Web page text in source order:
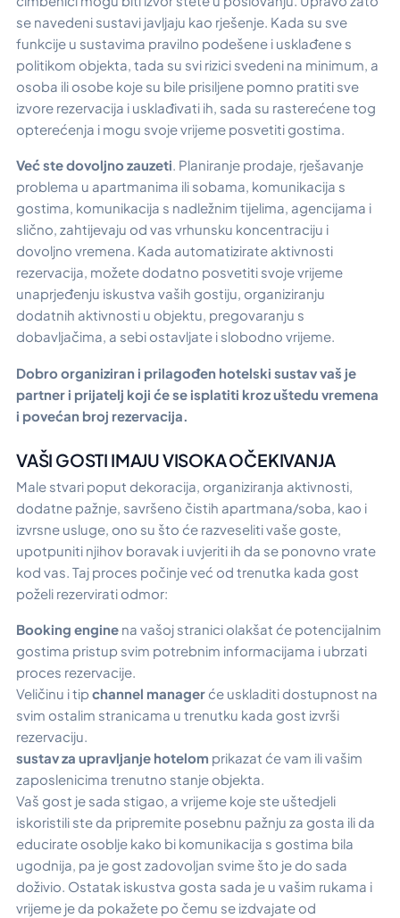
se navedeni sustavi javljaju kao rješenje. Kada su sve
funkcije u sustavima pravilno podešene i usklađene s
politikom objekta, tada su svi rizici svedeni na minimum, a
osoba ili osobe koje su bile prisiljene pomno pratiti sve
izvore rezervacija i usklađivati ih, sada su rasterećene tog
opterećenja i mogu svoje vrijeme posvetiti gostima.
Već ste dovoljno zauzeti. Planiranje prodaje, rješavanje
problema u apartmanima ili sobama, komunikacija s
gostima, komunikacija s nadležnim tijelima, agencijama i
slično, zahtijevaju od vas vrhunsku koncentraciju i
dovoljno vremena. Kada automatizirate aktivnosti
rezervacija, možete dodatno posvetiti svoje vrijeme
unaprjeđenju iskustva vaših gostiju, organiziranju
dodatnih aktivnosti u objektu, pregovaranju s
dobavljačima, a sebi ostavljate i slobodno vrijeme.
Dobro organiziran i prilagođen hotelski sustav vaš je
partner i prijatelj koji će se isplatiti kroz uštedu vremena
i povećan broj rezervacija.
VAŠI GOSTI IMAJU VISOKA OČEKIVANJA
Male stvari poput dekoracija, organiziranja aktivnosti,
dodatne pažnje, savršeno čistih apartmana/soba, kao i
izvrsne usluge, ono su što će razveseliti vaše goste,
upotpuniti njihov boravak i uvjeriti ih da se ponovno vrate
kod vas. Taj proces počinje već od trenutka kada gost
poželi rezervirati odmor:
Booking engine na vašoj stranici olakšat će potencijalnim
gostima pristup svim potrebnim informacijama i ubrzati
proces rezervacije.
Veličinu i tip channel manager će uskladiti dostupnost na
svim ostalim stranicama u trenutku kada gost izvrši
rezervaciju.
sustav za upravljanje hotelom prikazat će vam ili vašim
zaposlenicima trenutno stanje objekta.
Vaš gost je sada stigao, a vrijeme koje ste uštedjeli
iskoristili ste da pripremite posebnu pažnju za gosta ili da
educirate osoblje kako bi komunikacija s gostima bila
ugodnija, pa je gost zadovoljan svime što je do sada
doživio. Ostatak iskustva gosta sada je u vašim rukama i
vrijeme je da pokažete po čemu se izdvajate od